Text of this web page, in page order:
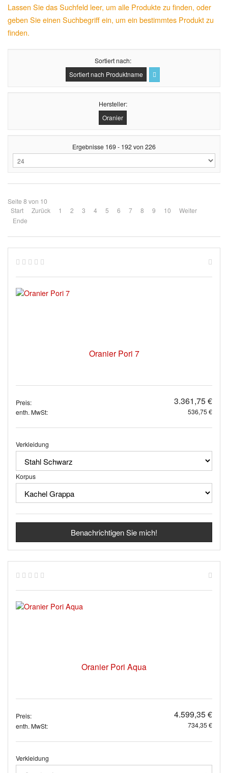
Lassen Sie das Suchfeld leer, um alle Produkte zu finden, oder
geben Sie einen Suchbegriff ein, um ein bestimmtes Produkt zu
finden.
Sortiert nach
Sortiert nach Produktname
Hersteller:
Oranier
Ergebnisse 169 - 192 von 226
Seite 8 von 10
Start
Zurück 1 2 3 4 5 6 7 8 9 10
Weiter
Ende
Oranier Pori 7
Preis: 3.361,75 €
enth. MwSt: 536,75 €
Verkleidung
Korpus
Benachrichtigen Sie mich!
Oranier Pori Aqua
Preis: 4.599,35 €
enth. MwSt: 734,35 €
Verkleidung